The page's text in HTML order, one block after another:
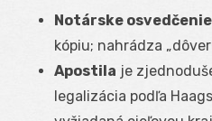
Notárske osvedčenie
kópiu; nahrádza
Apostila je
legalizácia podľa